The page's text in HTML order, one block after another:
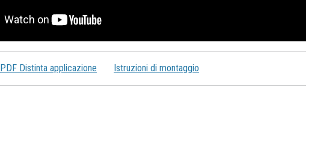
PDF Distinta applicazione Istruzioni di montaggio